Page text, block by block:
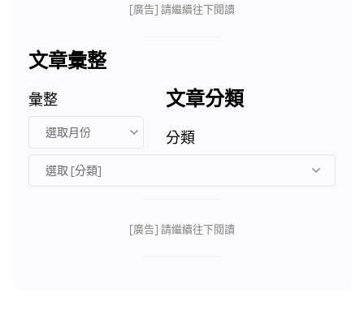
[廣告] 請繼續往下閱讀
文章彙整
彙整 文章分類
分類
[廣告] 請繼續往下閱讀